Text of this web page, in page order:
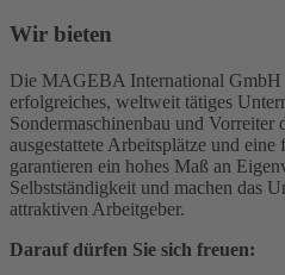
Wir bieten
Die MAGEBA International GmbH
erfolgreiches, weltweit tätiges
Sondermaschinenbau und Vorreiter
ausgestattete Arbeitsplätze und
garantieren ein hohes Maß an
Selbstständigkeit und machen das
attraktiven Arbeitgeber.
Darauf dürfen Sie sich freuen: